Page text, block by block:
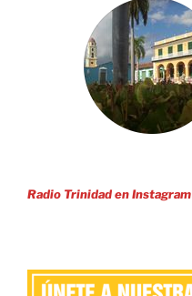
Radio Trinidad en Instagram